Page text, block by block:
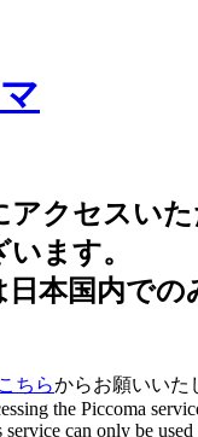
アクセスい
ます。
日本国内での
こちらからお願いいた
the Piccoma
can only be used